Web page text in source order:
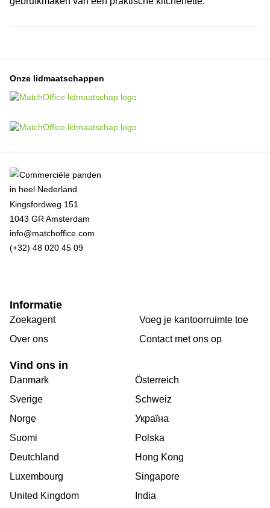
Onze lidmaatschappen
Kingsfordweg 151
1043 GR Amsterdam
info@matchoffice.com
(+32) 48 020 45 09
Informatie
Zoekagent
Over ons
Voeg je kantoorruimte toe
Сontact met ons op
Vind ons in
Danmark
Sverige
Norge
Suomi
Deutchland
Luxembourg
United Kingdom
Österreich
Schweiz
Україна
Polska
Hong Kong
Singapore
India